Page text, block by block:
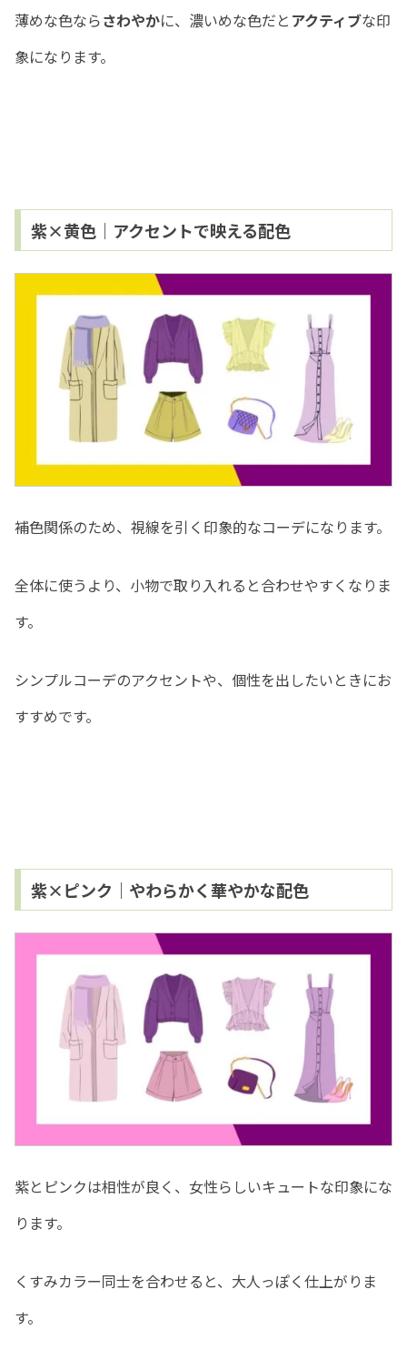
薄めな色ならさわやかに、濃いめな色だと アクティブな印
象になります。
紫×黄色｜アクセントで映える配色
補色関係のため、視線を引く印象的なコーデになります。
全体に使うより、小物で取り入れると合わせやすくなりま
す。
シンプルコーデのアクセントや、個性を出したいときにお
すすめです。
紫×ピンク｜やわらかく華やかな配色
紫とピンクは相性が良く、女性らしいキュートな印象にな
ります。
くすみカラー同士を合わせると、大人っぽく仕上がりま
す。